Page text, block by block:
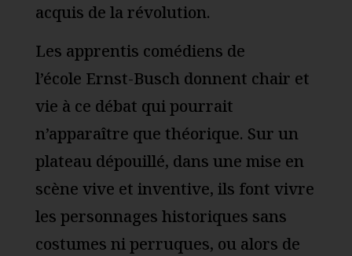
acquis de la révolution.
Les apprentis comédiens de
l’école Ernst-Busch donnent chair et
vie à ce débat qui pourrait
n’apparaître que théorique. Sur un
plateau dépouillé, dans une mise en
scène vive et inventive, ils font vivre
les personnages historiques sans
costumes ni perruques, ou alors de